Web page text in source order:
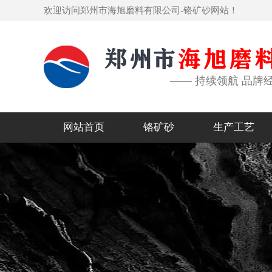
欢迎访问郑州市海旭磨料有限公司-铬矿砂网站！
—— 持续领航 品牌
网站首页 铬矿砂 生产工艺